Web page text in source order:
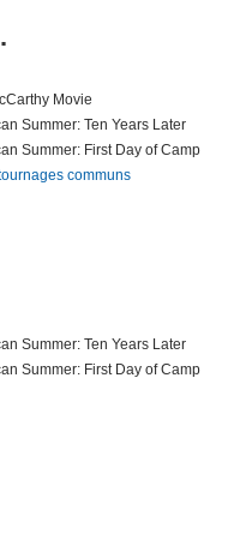
Movie
Summer: Ten Years Later
Summer: First Day of Camp
communs
Summer: Ten Years Later
Summer: First Day of Camp